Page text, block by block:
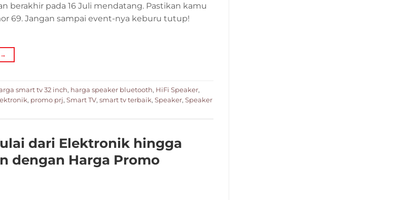
berakhir pada 16 Juli mendatang. Pastikan kamu
69. Jangan sampai event-nya keburu tutup!
→
smart tv 32 inch, harga speaker bluetooth, HiFi Speaker,
, promo prj, Smart TV, smart tv terbaik, Speaker, Speaker
dari Elektronik hingga
dengan Harga Promo